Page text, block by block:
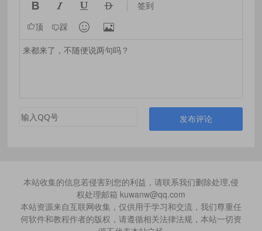
    签到
顶 踩  
发布评论
本站收集的信息若侵害到您的利益，请联系我们删除处理,侵
权处理邮箱 kuwanw@qq.com
本站资源来自互联网收集，仅供用于学习和交流，我们尊重任
何软件和教程作者的版权，请遵循相关法律法规，本站一切资